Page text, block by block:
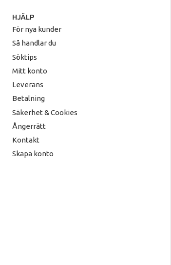
HJÄLP
För nya kunder
Så handlar du
Söktips
Mitt konto
Leverans
Betalning
Säkerhet & Cookies
Ångerrätt
Kontakt
Skapa konto